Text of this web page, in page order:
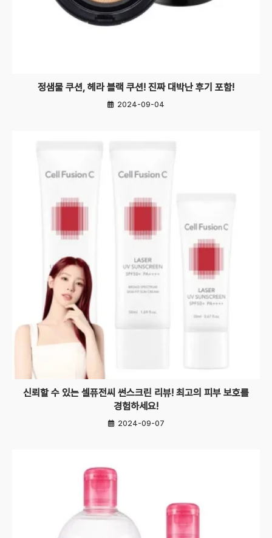
정샘물 쿠션, 헤라 블랙 쿠션! 진짜 대박난 후기 포함!
2024-09-04
신뢰할 수 있는 셀퓨전씨 썬스크린 리뷰! 최고의 피부 보호를
경험하세요!
2024-09-07